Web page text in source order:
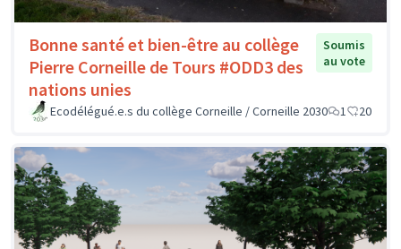
Bonne santé et bien-être au collège
Pierre Corneille de Tours #ODD3 des
nations unies
Soumis
au vote
Ecodélégué.e.s du collège Corneille / Corneille 2030 1 20